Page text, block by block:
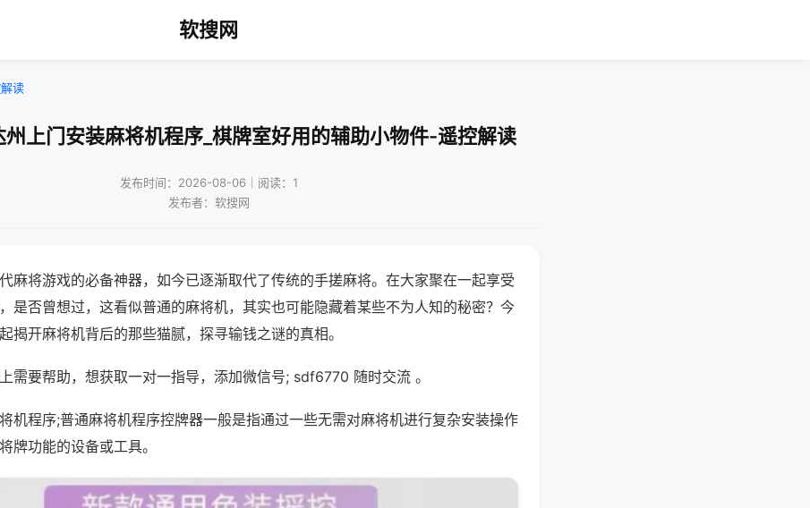
软搜网
读
上门安装麻将机程序_棋牌室好用的辅助小物件-遥控解读
发布时间：2026-08-06｜阅读：1
发布者：软搜网
麻将游戏的必备神器，如今已逐渐取代了传统的手搓麻将。在大家聚在一起享受
是否曾想过，这看似普通的麻将机，其实也可能隐藏着某些不为人知的秘密？今
揭开麻将机背后的那些猫腻，探寻输钱之谜的真相。
需要帮助，想获取一对一指导，添加微信号; sdf6770 随时交流 。
机程序;普通麻将机程序控牌器一般是指通过一些无需对麻将机进行复杂安装操作
牌功能的设备或工具。